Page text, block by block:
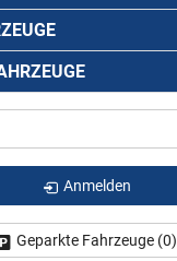
Anmelden
Geparkte Fahrzeuge (0)